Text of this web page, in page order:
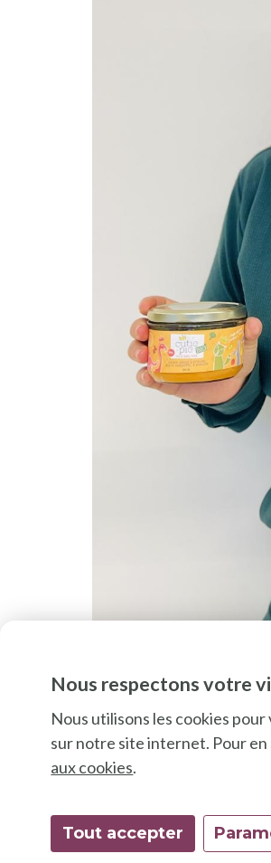
Nous respectons votre
Nous utilisons les cookies
sur notre site internet. Pour
aux cookies.
Tout accepter